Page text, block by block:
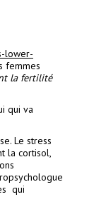
lower-
femmes
la fertilité
qui va
Le stress
la cortisol,
qui